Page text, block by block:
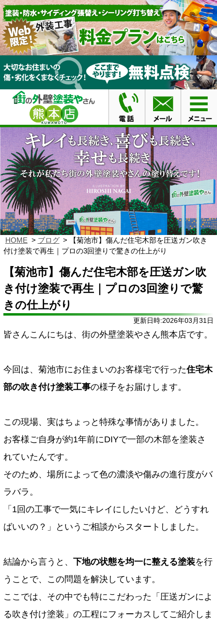
HOME ブログ
【菊池市】傷んだ住宅木部を圧送ガン吹き
付け塗装で再生｜プロの3回塗りで驚きの仕上がり
【菊池市】傷んだ住宅木部を圧送ガン吹
き付け塗装で再生｜プロの3回塗りで驚
きの仕上がり
更新日時:2026年03月31日
皆さんこんにちは、街の外壁塗装やさん熊本店です。
今回は、菊池市にお住まいのお客様宅で行った住宅木
部の吹き付け塗装工事の様子をお届けします。
この現場、実はちょっと特殊な事情がありました。
お客様ご自身が約1年前にDIYで一部の木部を塗装さ
れていたんです。
そのため、場所によって色の濃淡や傷みの進行度がバ
ラバラ。
「1回の工事で一気にキレイにしたいけど、どうすれ
ばいいの？」というご相談からスタートしました。
結論から言うと、 下地の状態を均一に整える塗装を行
うことで、この問題を解決しています。
ここでは、その中でも特にこだわった「圧送ガンによ
る吹き付け塗装」の工程にフォーカスしてご紹介しま